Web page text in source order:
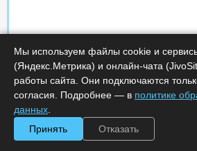
Мы используем файлы cookie и
(Яндекс.Метрика) и онлайн-чата
работы сайта. Они подключаются
согласия. Подробнее — в политике
данных
Принять
Отказать